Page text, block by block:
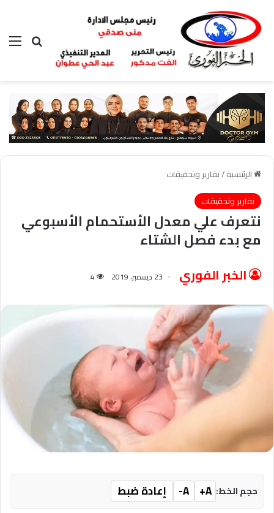
بحث عن
الرئيسية/تقارير وتحقيقات
تقارير وتحقيقات
نتعرف علي معدل الأستحمام الأسبوعي
مع بدء فصل الشتاء
الخبر الفوري 23 ديسمبر، 2019 4
حجم الخط: A+
A- إعادة ضبط